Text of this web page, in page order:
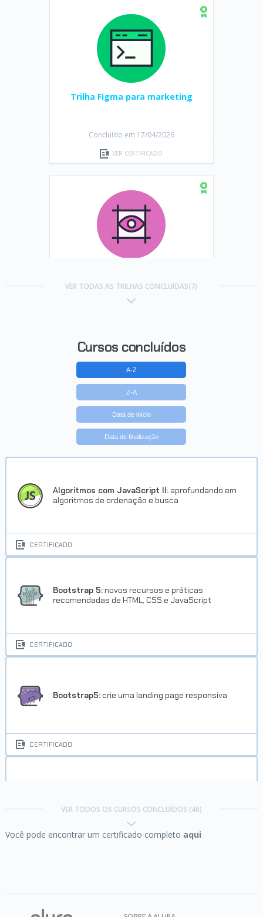
Trilha Figma para marketing
Concluído em 17/04/2026
VER CERTIFICADO
Trilha A partir do zero: HTML e
CSS para projetos web
Concluído em 22/05/2026
VER CERTIFICADO
web
desenvolvimento de websites
responsivos e atraentes
Concluído em 11/06/2026
VER TODAS AS TRILHAS CONCLUÍDAS(7)
Cursos concluídos
A-Z
Z-A
Data de início
Data de finalização
Algoritmos com JavaScript II: aprofundando em
algoritmos de ordenação e busca
CERTIFICADO
Bootstrap 5: novos recursos e práticas
recomendadas de HTML, CSS e JavaScript
CERTIFICADO
Bootstrap5: crie uma landing page responsiva
CERTIFICADO
VER TODOS OS CURSOS CONCLUÍDOS (46)
Você pode encontrar um certificado completo aqui